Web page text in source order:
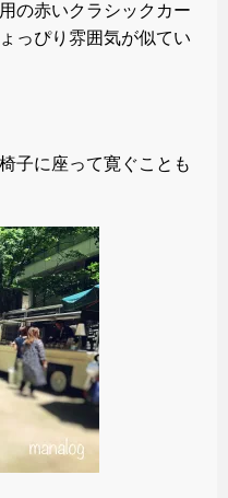
の赤いクラシックカー
っぴり雰囲気が似てい
子に座って寛ぐことも